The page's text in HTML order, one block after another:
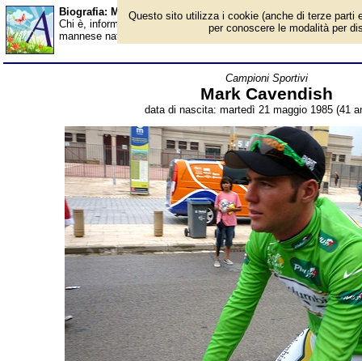
Biografia: Mark Cavendish - età - Almanacco
Chi è, informazioni, foto, qual è la data di nascita, età, dove è
mannese naturalizzato britannico, campione del mondo 2011
Campioni Sportivi
Mark Cavendish
data di nascita: martedì 21 maggio 1985 (41
Questo sito utilizza i cookie (anche di terze parti
per conoscere le modalità per